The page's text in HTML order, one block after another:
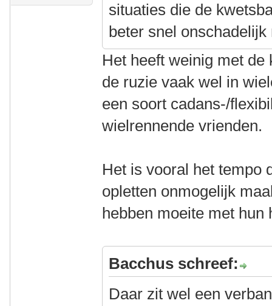
situaties die de
beter snel onschadelijk
Het heeft weinig met
de ruzie vaak wel in
een soort cadans-/
wielrennende vrienden.
Het is vooral het tempo
opletten onmogelijk
hebben moeite met hun
Bacchus schreef:
Daar zit wel een